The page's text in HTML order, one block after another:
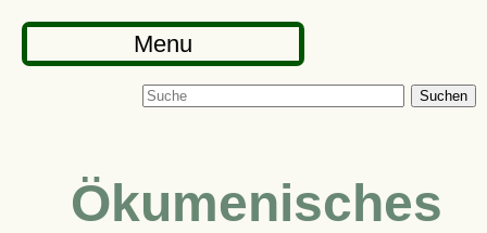
Menu
Suchen
Ökumenisches